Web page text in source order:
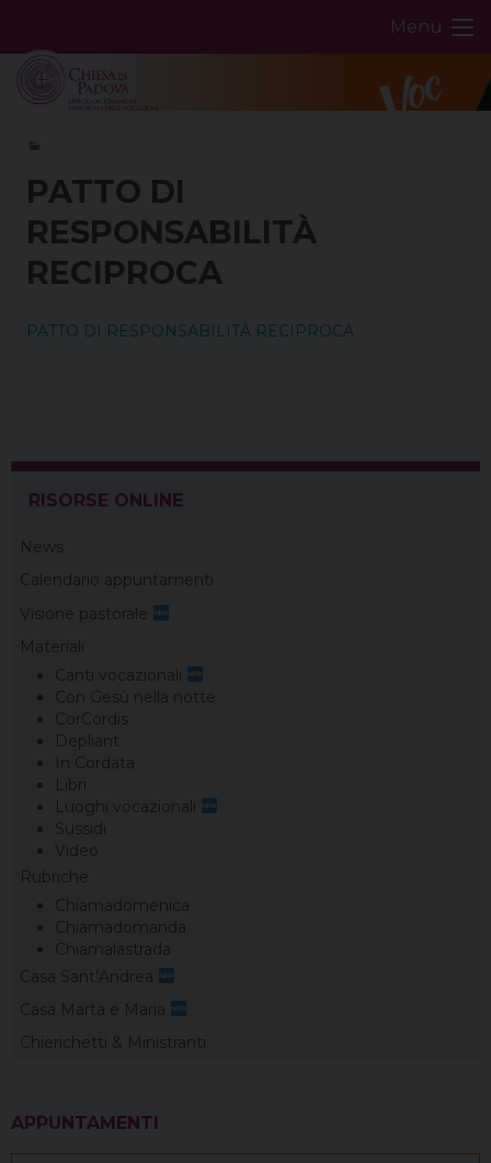
content
Menu
PATTO DI
RESPONSABILITÀ
RECIPROCA
PATTO DI RESPONSABILITÀ RECIPROCA
RISORSE ONLINE
News
Calendario appuntamenti
Visione pastorale
Materiali
Canti vocazionali
Con Gesù nella notte
CorCordis
Depliant
In Cordata
Libri
Luoghi vocazionali
Sussidi
Video
Rubriche
Chiamadomenica
Chiamadomanda
Chiamalastrada
Casa Sant’Andrea
Casa Marta e Maria
Chierichetti & Ministranti
APPUNTAMENTI